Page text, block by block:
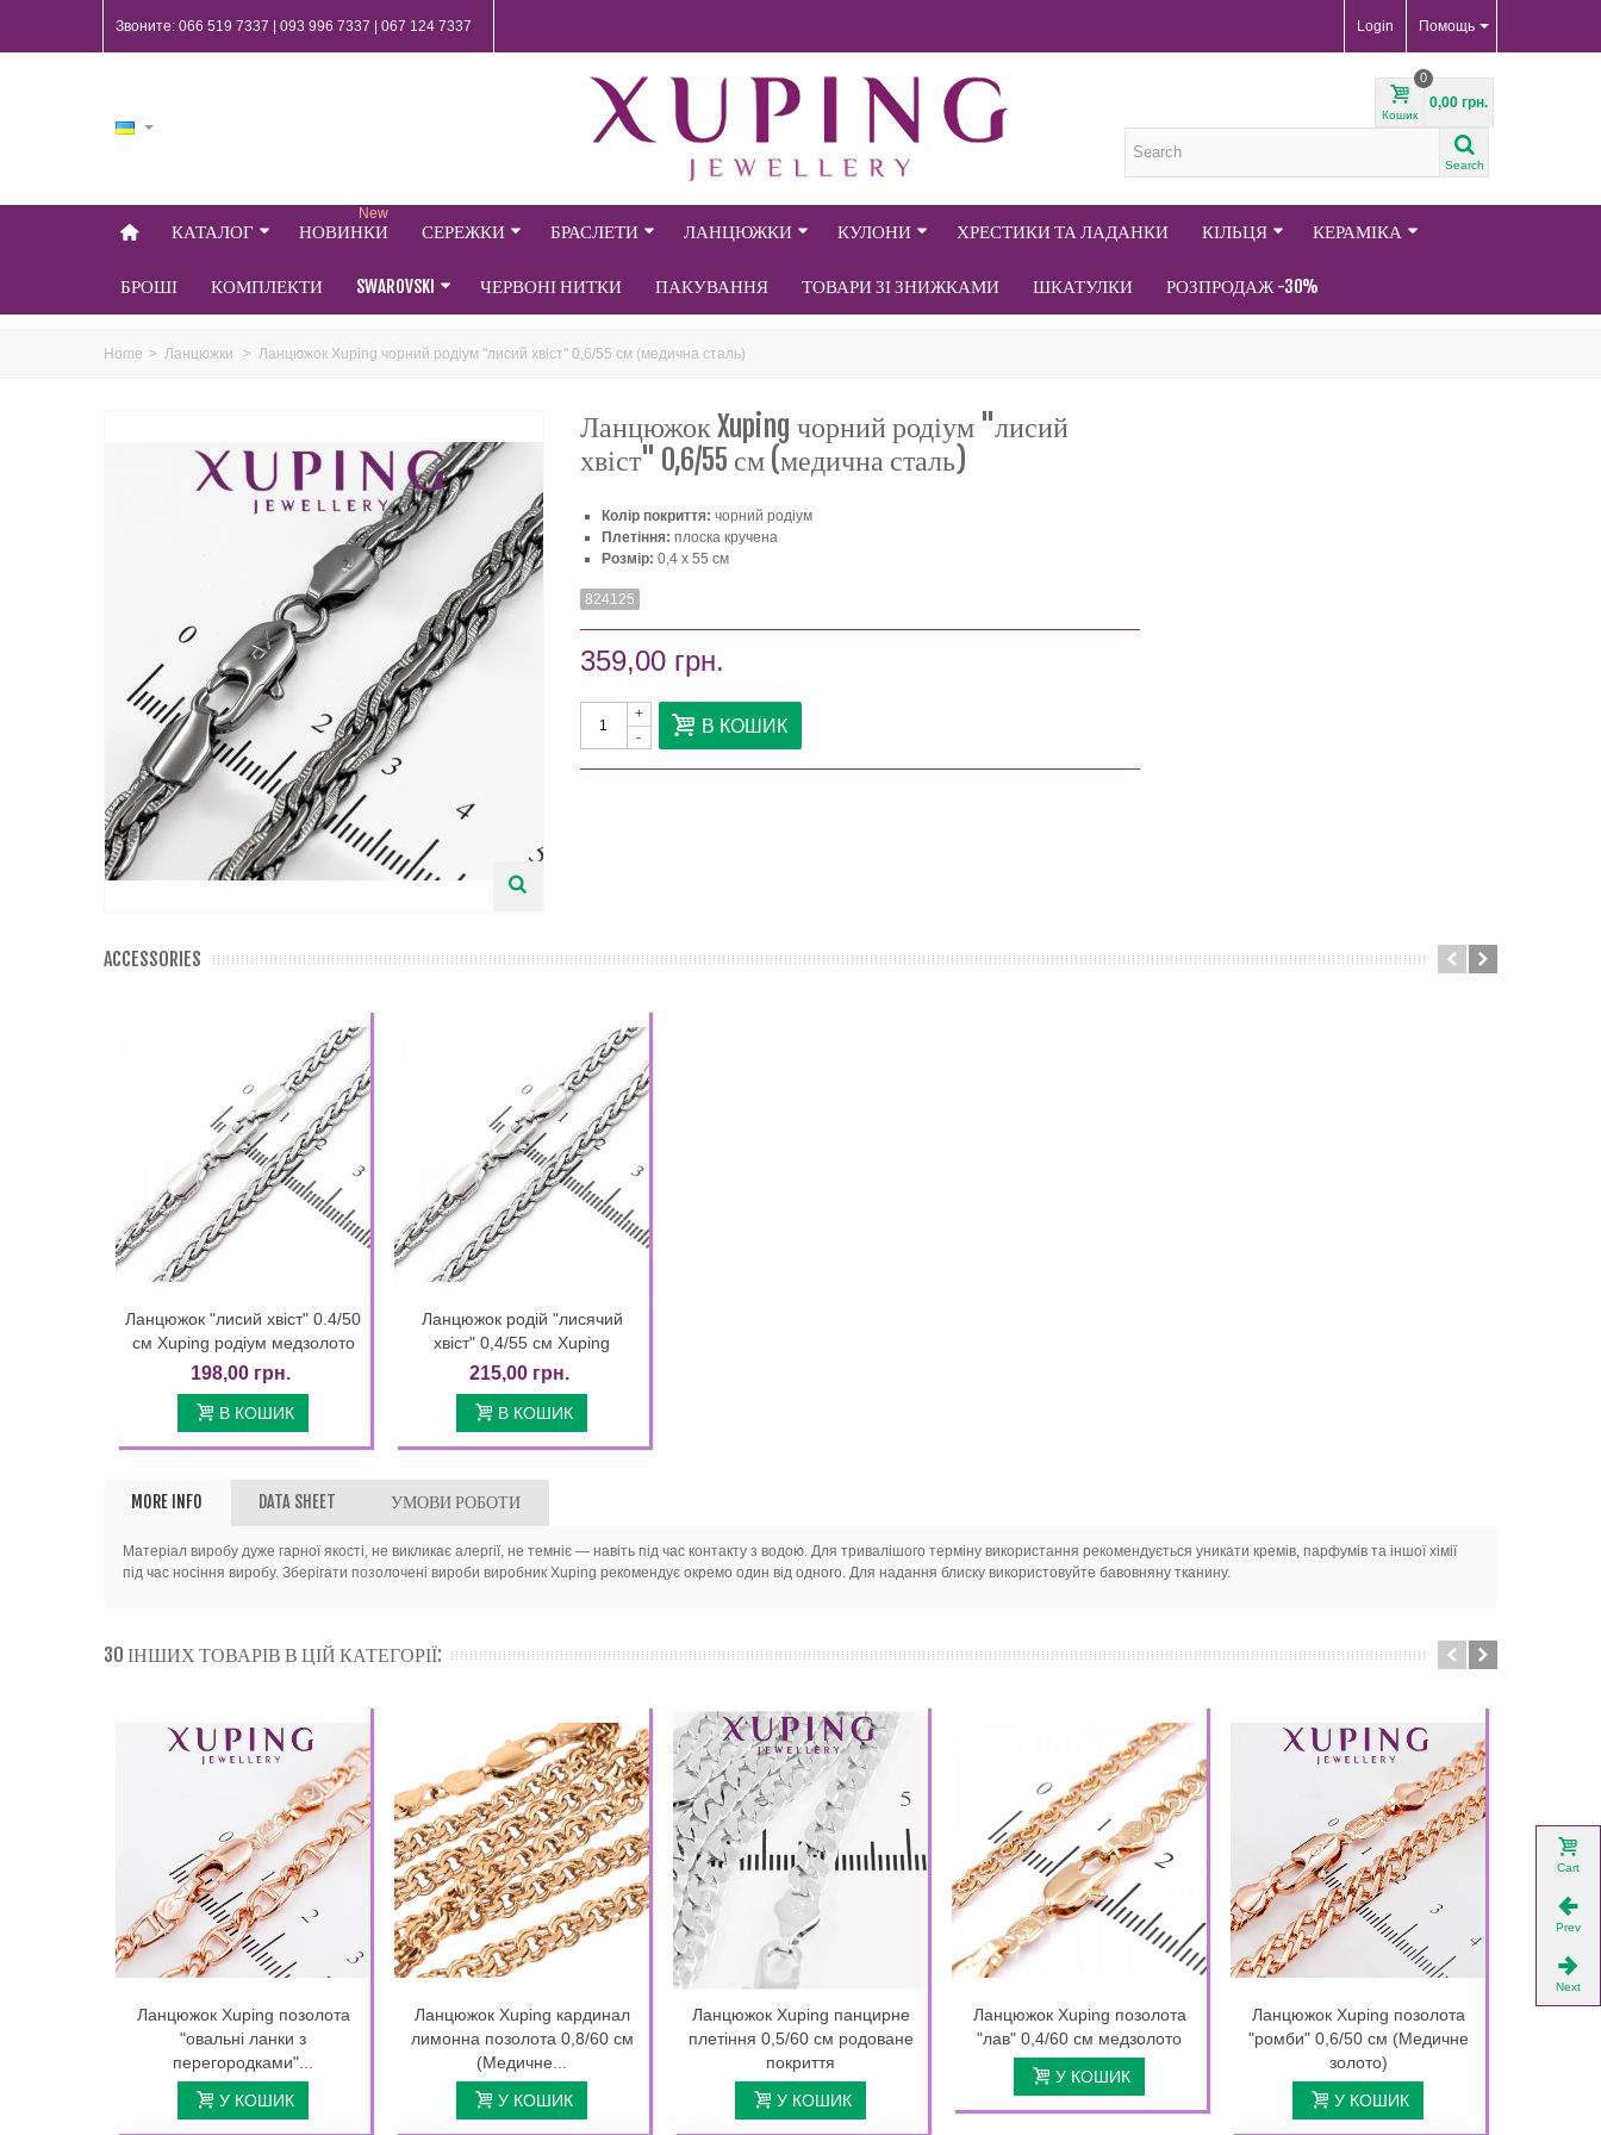
Помощь
Звоните: 066 519 7337 | 093 996 7337 | 067 124 7337 Login
Кошик
0
0,00 грн.
Search
КАТАЛОГ НОВИНКИ
New
СЕРЕЖКИ БРАСЛЕТИ ЛАНЦЮЖКИ КУЛОНИ ХРЕСТИКИ ТА ЛАДАНКИ КІЛЬЦЯ КЕРАМІКА
БРОШІ КОМПЛЕКТИ SWAROVSKI ЧЕРВОНІ НИТКИ ПАКУВАННЯ ТОВАРИ ЗІ ЗНИЖКАМИ ШКАТУЛКИ РОЗПРОДАЖ -30%
Home > Ланцюжки > Ланцюжок Xuping чорний родіум "лисий хвіст" 0,6/55 см (медична сталь)
Ланцюжок Xuping чорний родіум "лисий
хвіст" 0,6/55 см (медична сталь)
Колір покриття: чорний родіум
Плетіння: плоска кручена
Розмір: 0,4 х 55 см
824125
359,00 грн.
-
+ В КОШИК
ACCESSORIES
Quick view
Ланцюжок "лисий хвіст" 0.4/50
см Xuping родіум медзолото
198,00 грн.
В КОШИК
Quick view
Ланцюжок родій "лисячий
хвіст" 0,4/55 см Xuping
215,00 грн.
В КОШИК
MORE INFO DATA SHEET УМОВИ РОБОТИ
Матеріал виробу дуже гарної якості, не викликає алергії, не темніє — навіть під час контакту з водою. Для тривалішого терміну використання рекомендується уникати кремів, парфумів та іншої хімії
під час носіння виробу. Зберігати позолочені вироби виробник Xuping рекомендує окремо один від одного. Для надання блиску використовуйте бавовняну тканину.
30 ІНШИХ ТОВАРІВ В ЦІЙ КАТЕГОРІЇ:
Ланцюжок Xuping позолота
"овальні ланки з
перегородками"...
У КОШИК
Ланцюжок Xuping кардинал
лимонна позолота 0,8/60 см
(Медичне...
У КОШИК
Ланцюжок Xuping панцирне
плетіння 0,5/60 см родоване
покриття
У КОШИК
Ланцюжок Xuping позолота
"лав" 0,4/60 см медзолото
У КОШИК
Ланцюжок Xuping позолота
"ромби" 0,6/50 см (Медичне
золото)
У КОШИК
Cart
Prev
Next